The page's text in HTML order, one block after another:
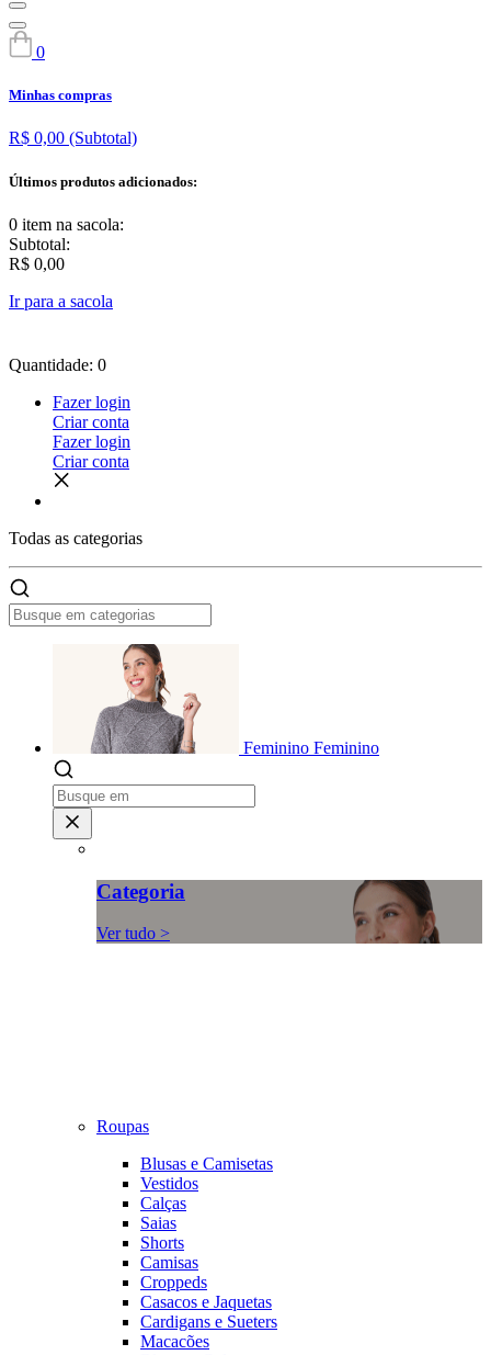
0
Minhas compras
R$ 0,00 (Subtotal)
Últimos produtos adicionados:
0 item na sacola:
Subtotal:
R$ 0,00
Ir para a sacola
Quantidade: 0
Fazer login
Criar conta
Fazer login
Criar conta
Todas as categorias
Feminino Feminino
Categoria
Ver tudo >
Roupas
Blusas e Camisetas
Vestidos
Calças
Saias
Shorts
Camisas
Croppeds
Casacos e Jaquetas
Cardigans e Sueters
Macacões